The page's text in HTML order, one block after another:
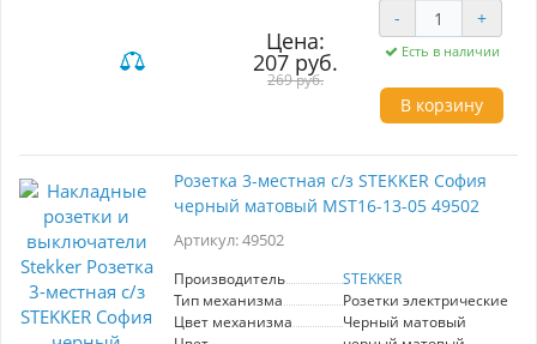
телефонных устройств. Элегантный черный
матовый цвет гармонично впишется в любой
интерьер, а высококачественные материалы
обеспечивают долгий срок службы. Идеальный
выбор для создания современного и
функционального пространства.
Цена:
207 руб.
269 руб.
- +
Есть в наличии
В корзину
Розетка 3-местная с/з STEKKER София
черный матовый MST16-13-05 49502
Артикул: 49502
Производитель
STEKKER
Тип механизма
Розетки электрические
Цвет механизма
Черный матовый